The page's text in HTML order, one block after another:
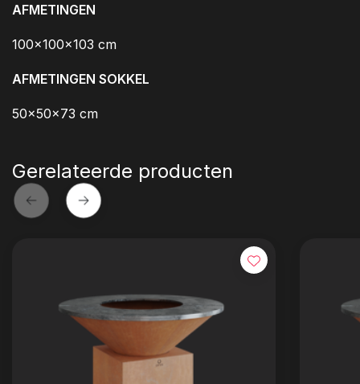
AFMETINGEN
100x100x103 cm
AFMETINGEN SOKKEL
50x50x73 cm
Gerelateerde producten